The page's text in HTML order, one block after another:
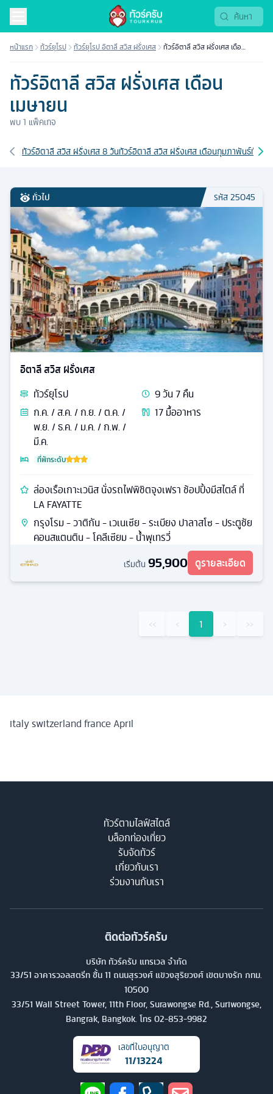
หน้าแรก ทัวร์ยุโรป ทัวร์ยุโรป อิตาลี สวิส ฝรั่งเศส
ทัวร์อิตาลี สวิส ฝรั่งเศส เดือน
ทัวร์อิตาลี สวิส ฝรั่งเศส เดือน
เมษายน
พบ1 แพ็คเกจ
เส้นทางที่เกี่ยวข้อง
ทัวร์อิตาลี สวิส ฝรั่งเศส 8 วันทัวร์อิตาลี สวิส ฝรั่งเศส เดือนกุมภาพันธ์ทัวร์อิ
ทั่วไป รหัส25045
อิตาลี สวิส ฝรั่งเศส
ทัวร์ยุโรป 9วัน7คืน
ก.ค. / ส.ค. / ก.ย. / ต.ค. /
พ.ย. / ธ.ค. / ม.ค. / ก.พ. /
มี.ค.
17มื้ออาหาร
ที่พักระดับ
ล่องเรือเกาะเวนิส นั่งรถไฟพิชิตจุงเฟรา ช้อปปิ้งมีสไตล์ ที่
LA FAYATTE
กรุงโรม - วาติกัน - เวเนเซีย - ระเบียง ปาลาสโซ - ประตูชัย
คอนสแตนติน - โคลีเซียม - น้ำพุเทรวี่
เริ่มต้น 95,900 ดูรายละเอียด
‹‹ ‹ 1 › ››
italy switzerland france April
ทัวร์ตามไลฟ์สไตล์
บล็อกท่องเที่ยว
รับจัดทัวร์
เกี่ยวกับเรา
ร่วมงานกับเรา
ติดต่อทัวร์ครับ
บริษัท ทัวร์ครับ แทรเวล จำกัด
33/51 อาคารวอลสตรีท ชั้น 11 ถนนสุรวงศ์ แขวงสุริยวงศ์ เขตบางรัก กทม.
10500
33/51 Wall Street Tower, 11th Floor, Surawongse Rd., Suriwongse,
Bangrak, Bangkok. โทร 02-853-9982
เลขที่ใบอนุญาต
11/13224